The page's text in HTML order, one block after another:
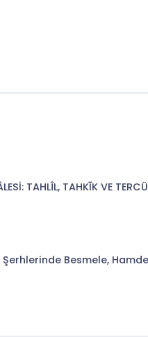
TAHLÎL, TAHKĪK VE
Besmele,